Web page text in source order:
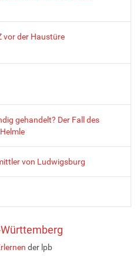
vor der Haustüre
gehandelt? Der Fall des
von Ludwigsburg
der lpb